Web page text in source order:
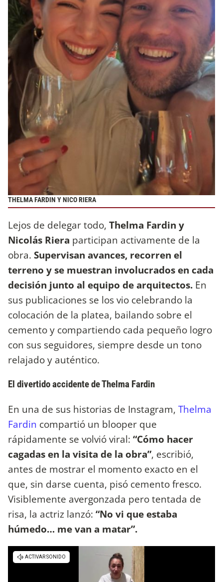
THELMA FARDIN Y NICO RIERA
Lejos de delegar todo, Thelma Fardin y
Nicolás Riera participan activamente de la
obra. Supervisan avances, recorren el
terreno y se muestran involucrados en cada
decisión junto al equipo de arquitectos. En
sus publicaciones se los vio celebrando la
colocación de la platea, bailando sobre el
cemento y compartiendo cada pequeño logro
con sus seguidores, siempre desde un tono
relajado y auténtico.
El divertido accidente de Thelma Fardin
En una de sus historias de Instagram, Thelma
Fardin compartió un blooper que
rápidamente se volvió viral: “Cómo hacer
cagadas en la visita de la obra”, escribió,
antes de mostrar el momento exacto en el
que, sin darse cuenta, pisó cemento fresco.
Visiblemente avergonzada pero tentada de
risa, la actriz lanzó: “No vi que estaba
húmedo… me van a matar”.